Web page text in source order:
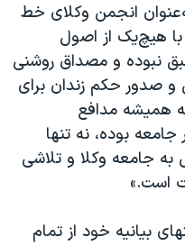
انجمن وکلای خط
با هیچ‌یک از اصول
نبوده و مصداق روشنی
و صدور حکم زندان برای
همیشه مدافع
بوده، نه تنها
به جامعه وکلا و تلاشی
است.»
بیانیه خود از تمام